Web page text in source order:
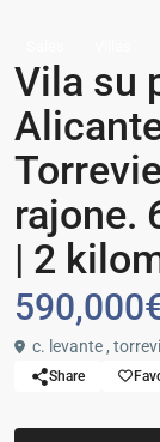
Vila su
rajone.
| 2
c. levante ,
Share